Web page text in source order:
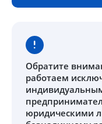
Обратите
работаем
юридическими